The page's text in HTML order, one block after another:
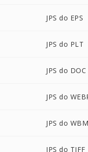
JPS do EPS
JPS do PLT
JPS do DOC
JPS do
JPS do
JPS do TIFF